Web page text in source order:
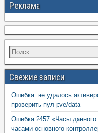
Реклама
Свежие записи
Ошибка: не удалось
проверить пул pve/data
Ошибка 2457 «Часы данного
часами основного